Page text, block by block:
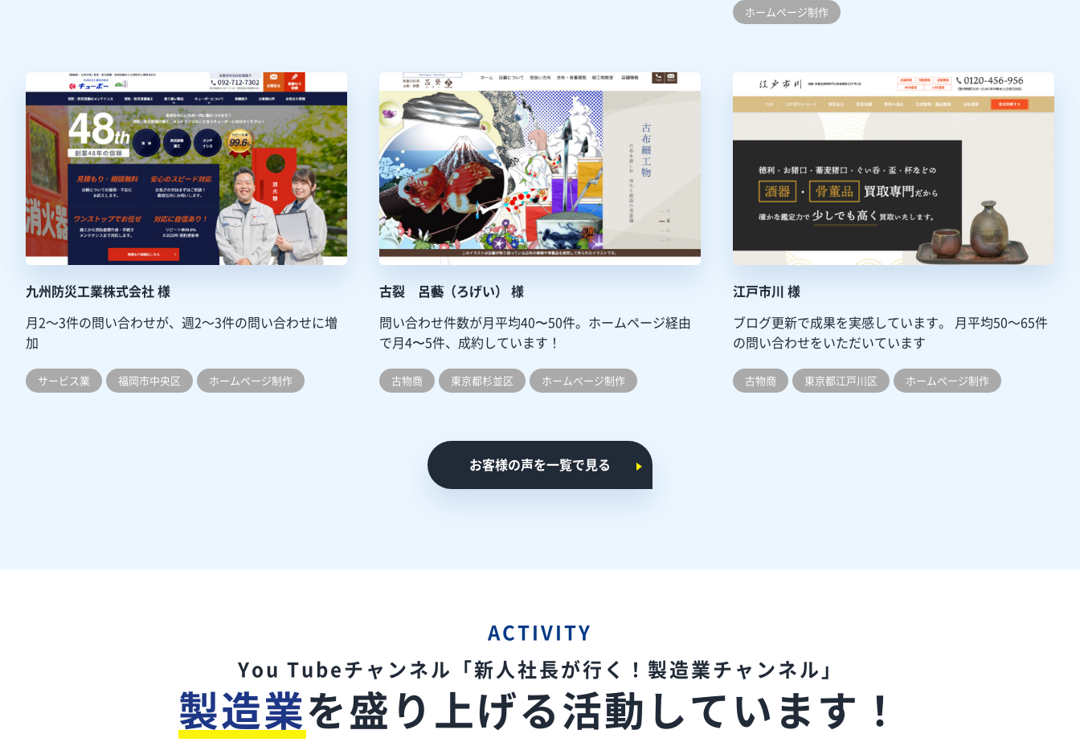
ホームぺージ制作
九州防災工業株式会社 様
月2～3件の問い合わせが、週2～3件の問い合わせに増
加
サービス業 福岡市中央区 ホームぺージ制作
古裂 呂藝（ろげい） 様
問い合わせ件数が月平均40〜50件。ホームページ経由
で月4〜5件、成約しています！
古物商 東京都杉並区 ホームぺージ制作
江戸市川 様
ブログ更新で成果を実感しています。
月平均50～65件
の問い合わせをいただいています
古物商 東京都江戸川区 ホームぺージ制作
お客様の声を一覧で見る
ACTIVITY
You Tubeチャンネル 「新人社長が行く！製造業チャンネル」
製造業を盛り上げる活動しています！